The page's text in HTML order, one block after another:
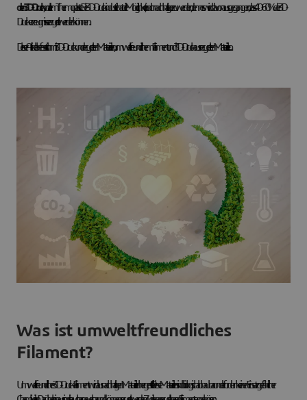
den 3D-Druck, vor allem Thermoplaste. Die 3D-Druckindustrie hat die Möglichkeit, noch nachhaltiger zu werden, denn es wird davon ausgegangen, dass 40-60 % der 3D-
Druckerzeugnisse recycelt werden können.
Dieser Artikel befasst sich mit 3D-Druck und recycelten Materialien, umweltfreundlichem Filament und 3D-Druck aus recycelten Materialien. .......
Was ist umweltfreundliches
Filament?
Umweltfreundliches 3D-Druck-Filament wird aus nachhaltigen Materialien hergestellt. Diese Materialien sind biologisch abbaubar und erfordern keinen Einsatz gefährlicher